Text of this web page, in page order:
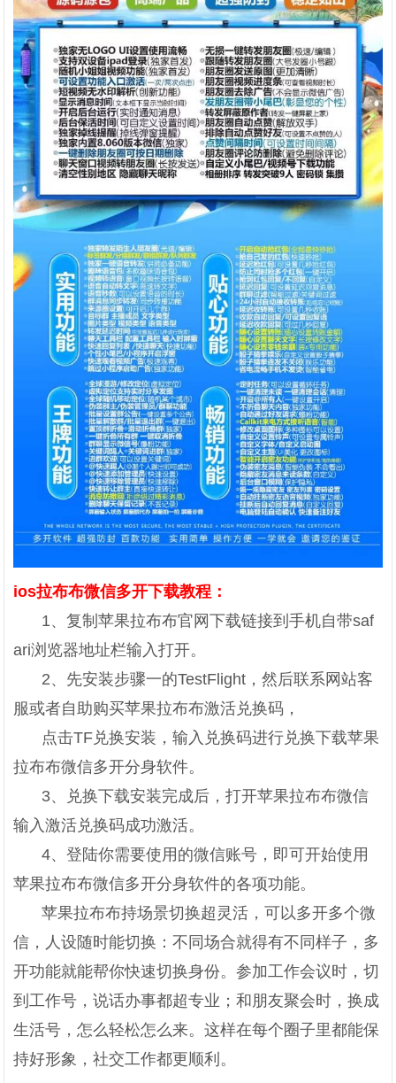
ios拉布布微信多开下载教程：
1、复制苹果拉布布官网下载链接到手机自带saf
ari浏览器地址栏输入打开。
2、先安装步骤一的TestFlight，然后联系网站客
服或者自助购买苹果拉布布激活兑换码，
点击TF兑换安装，输入兑换码进行兑换下载苹果
拉布布微信多开分身软件。
3、兑换下载安装完成后，打开苹果拉布布微信
输入激活兑换码成功激活。
4、登陆你需要使用的微信账号，即可开始使用
苹果拉布布微信多开分身软件的各项功能。
苹果拉布布持场景切换超灵活，可以多开多个微
信，人设随时能切换：不同场合就得有不同样子，多
开功能就能帮你快速切换身份。参加工作会议时，切
到工作号，说话办事都超专业；和朋友聚会时，换成
生活号，怎么轻松怎么来。这样在每个圈子里都能保
持好形象，社交工作都更顺利。